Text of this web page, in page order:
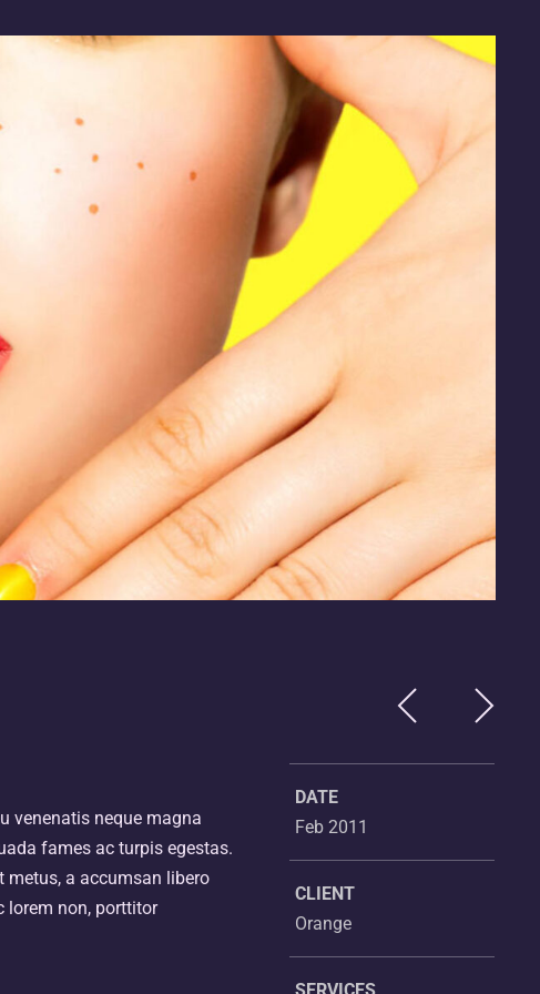
DATE
Feb 2011
CLIENT
Orange
venenatis neque magna
fames ac turpis egestas.
metus, a accumsan libero
lorem non, porttitor